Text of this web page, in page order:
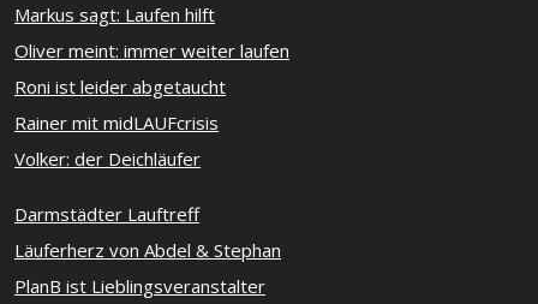
Markus sagt: Laufen hilft
Oliver meint: immer weiter laufen
Roni ist leider abgetaucht
Rainer mit midLAUFcrisis
Volker: der Deichläufer
Darmstädter Lauftreff
Läuferherz von Abdel & Stephan
PlanB ist Lieblingsveranstalter